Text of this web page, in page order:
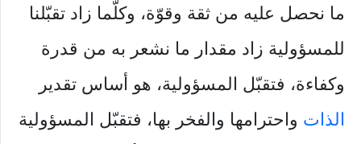
ما نحصل عليه من ثقة وقوّة، وكلّما زاد تقبّلنا
للمسؤولية زاد مقدار ما نشعر به من قدرة
وكفاءة، فتقبّل المسؤولية، هو أساس تقدير
الذات واحترامها والفخر بها، فتقبّل المسؤولية